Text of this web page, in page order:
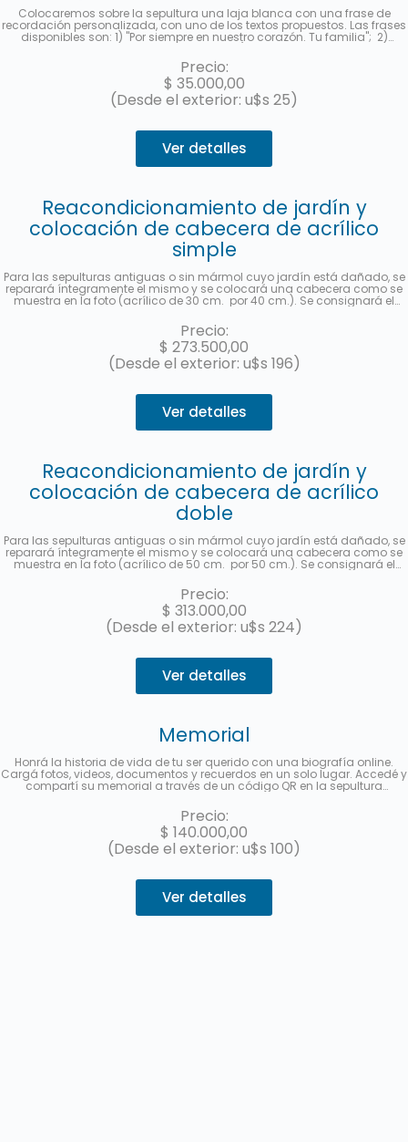
Colocaremos sobre la sepultura una laja blanca con una frase de
recordación personalizada, con uno de los textos propuestos. Las frases
disponibles son: 1) "Por siempre en nuestro corazón. Tu familia"; 2)
ejemplo. Te amaremos por siempre." y 4) "Tu familia te recuerda.".
Deberá indicar al contratar el servicio la frase seleccionada en la
sección "observaciones". Le enviaremos una foto a su e-mail cuando se
haya realizado.
Precio:
$ 35.000,00
(Desde el exterior: u$s 25)
Ver detalles
Reacondicionamiento de jardín y
colocación de cabecera de acrílico
simple
Para las sepulturas antiguas o sin mármol cuyo jardín está dañado, se
reparará íntegramente el mismo y se colocará una cabecera como se
muestra en la foto (acrílico de 30 cm. por 40 cm.). Se consignará el
castellano y hebreo más la ubicación (manzana, tablón y sepultura). Se
enviará una foto una vez finalizado el trabajo. Hasta 3 cuotas sin interés
con MercadoPago.
Precio:
$ 273.500,00
(Desde el exterior: u$s 196)
Ver detalles
Reacondicionamiento de jardín y
colocación de cabecera de acrílico
doble
Para las sepulturas antiguas o sin mármol cuyo jardín está dañado, se
reparará íntegramente el mismo y se colocará una cabecera como se
muestra en la foto (acrílico de 50 cm. por 50 cm.). Se consignará el
castellano y hebreo más la ubicación (manzana, tablón y sepultura) de
cada fallecido. Se enviará una foto una vez finalizado el trabajo. Hasta 3
cuotas sin interés con MercadoPago.
Precio:
$ 313.000,00
(Desde el exterior: u$s 224)
Ver detalles
Memorial
Honrá la historia de vida de tu ser querido con una biografía online.
Cargá fotos, videos, documentos y recuerdos en un solo lugar. Accedé y
compartí su memorial a través de un código QR en la sepultura
en redes sociales. Hasta 3 cuotas sin interés con MercadoPago.
Precio:
$ 140.000,00
(Desde el exterior: u$s 100)
Ver detalles